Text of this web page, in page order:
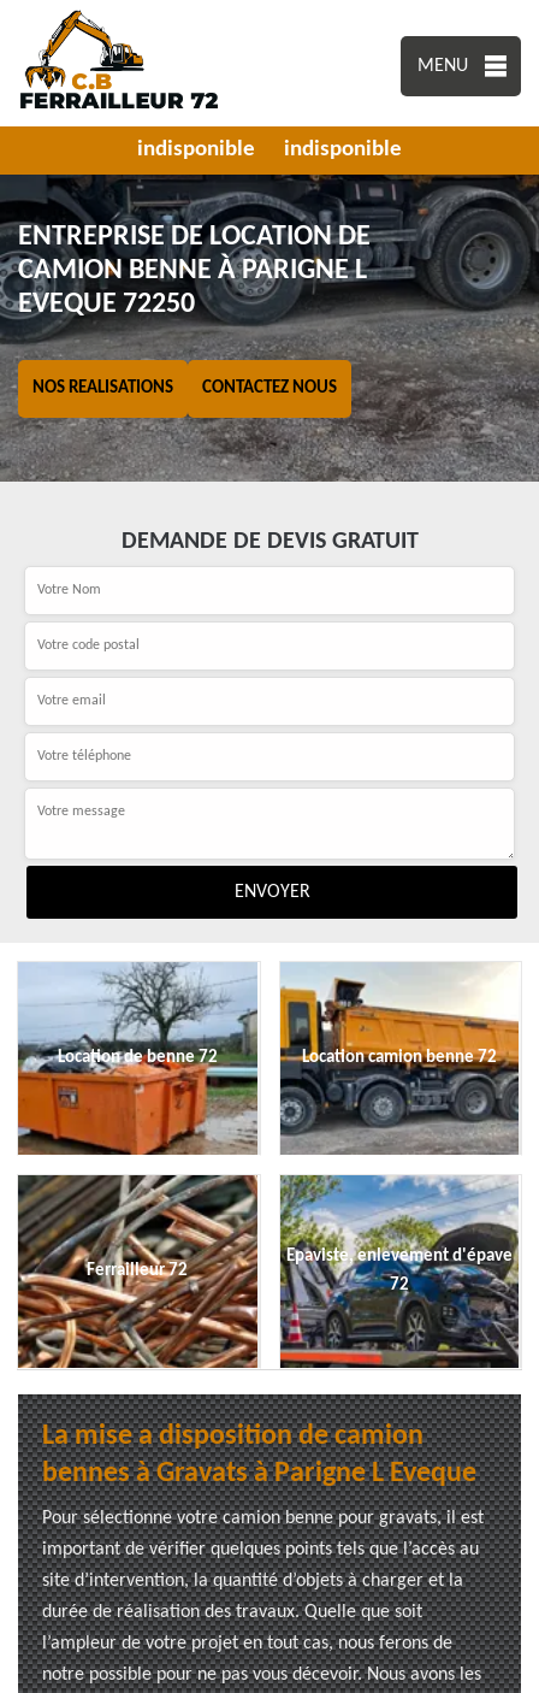
MENU
indisponible indisponible
ENTREPRISE DE LOCATION DE
CAMION BENNE À PARIGNE L
EVEQUE 72250
NOS REALISATIONS CONTACTEZ NOUS
DEMANDE DE DEVIS GRATUIT
Location de benne 72 Location camion benne 72
Ferrailleur 72
Epaviste, enlevement d'épave
72
La mise a disposition de camion
bennes à Gravats à Parigne L Eveque
Pour sélectionne votre camion benne pour gravats, il est
important de vérifier quelques points tels que l’accès au
site d’intervention, la quantité d’objets à charger et la
durée de réalisation des travaux. Quelle que soit
l’ampleur de votre projet en tout cas, nous ferons de
notre possible pour ne pas vous décevoir. Nous avons les